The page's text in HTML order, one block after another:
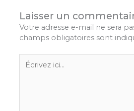
Laisser un
Votre adresse e-mail ne sera
champs obligatoires sont
Écrivez
ici…